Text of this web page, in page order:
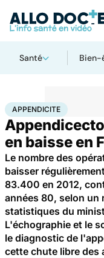
Santé Bien-
AccueilSantéAppendicite
APPENDICITE
en baisse en
Le nombre des
baisser
83.400 en 2012,
années 80, selon un
statistiques du
L'échographie et le
le diagnostic de
cette chute libre des